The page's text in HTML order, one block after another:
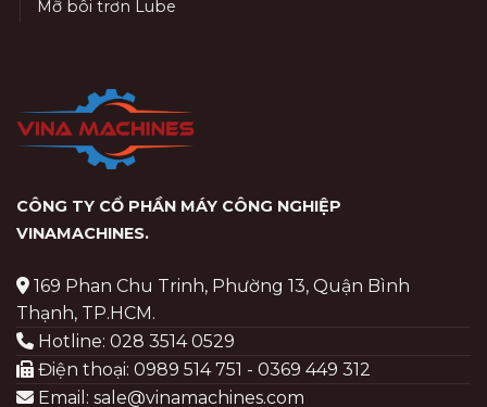
Mỡ bôi trơn Lube
CÔNG TY CỔ PHẦN MÁY CÔNG NGHIỆP
VINAMACHINES.
169 Phan Chu Trinh, Phường 13, Quận Bình
Thạnh, TP.HCM.
Hotline: 028 3514 0529
Điện thoại: 0989 514 751 - 0369 449 312
Email: sale@vinamachines.com